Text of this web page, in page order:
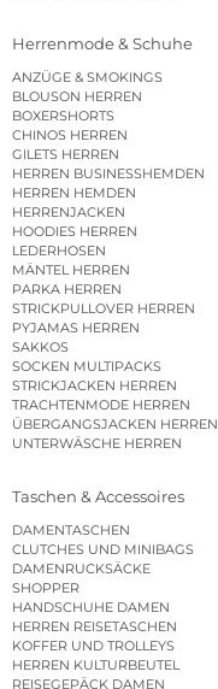
Herrenmode & Schuhe
ANZÜGE & SMOKINGS
BLOUSON HERREN
BOXERSHORTS
CHINOS HERREN
GILETS HERREN
HERREN BUSINESSHEMDEN
HERREN HEMDEN
HERRENJACKEN
HOODIES HERREN
LEDERHOSEN
MÄNTEL HERREN
PARKA HERREN
STRICKPULLOVER HERREN
PYJAMAS HERREN
SAKKOS
SOCKEN MULTIPACKS
STRICKJACKEN HERREN
TRACHTENMODE HERREN
ÜBERGANGSJACKEN HERREN
UNTERWÄSCHE HERREN
Taschen & Accessoires
DAMENTASCHEN
CLUTCHES UND MINIBAGS
DAMENRUCKSÄCKE
SHOPPER
HANDSCHUHE DAMEN
HERREN REISETASCHEN
KOFFER UND TROLLEYS
HERREN KULTURBEUTEL
REISEGEPÄCK DAMEN